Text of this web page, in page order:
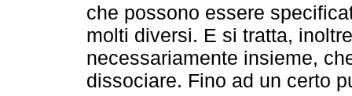
che possono essere
molti diversi. E si tratta,
necessariamente insieme,
dissociare. Fino ad un certo